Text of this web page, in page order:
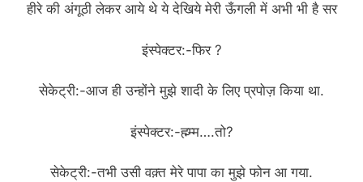
हीरे की अंगूठी लेकर आये थे ये देखिये मेरी ऊँगली में अभी भी है सर
इंस्पेक्टर:-फिर ?
सेकेट्री:-आज ही उन्होंने मुझे शादी के लिए प्रपोज़ किया था.
इंस्पेक्टर:-ह्म्म्म….तो?
सेकेट्री:-तभी उसी वक़्त मेरे पापा का मुझे फोन आ गया.